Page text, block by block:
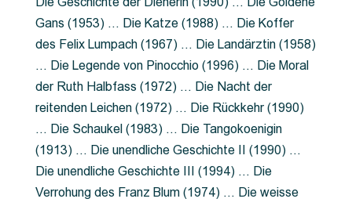
Gans (1953) … Die Katze (1988) … Die Koffer
des Felix Lumpach (1967) … Die Landärztin (1958)
… Die Legende von Pinocchio (1996) … Die Moral
der Ruth Halbfass (1972) … Die Nacht der
reitenden Leichen (1972) … Die Rückkehr (1990)
… Die Schaukel (1983) … Die Tangokoenigin
(1913) … Die unendliche Geschichte II (1990) …
Die unendliche Geschichte III (1994) … Die
Verrohung des Franz Blum (1974) … Die weisse